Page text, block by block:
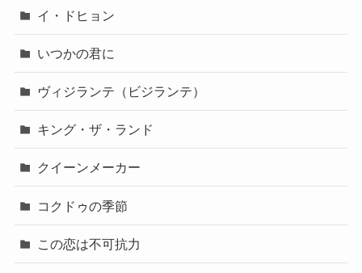
イ・ドヒョン
いつかの君に
ヴィジランテ（ビジランテ）
キング・ザ・ランド
クイーンメーカー
コクドゥの季節
この恋は不可抗力